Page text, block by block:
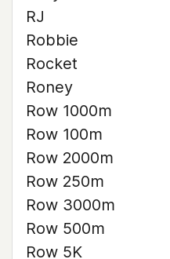
RJ
Robbie
Rocket
Roney
Row 1000m
Row 100m
Row 2000m
Row 250m
Row 3000m
Row 500m
Row 5K